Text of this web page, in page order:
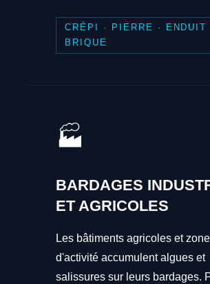
CRÉPI · PIERRE · ENDUIT
BRIQUE
🏭
BARDAGES
ET AGRICOLES
Les bâtiments agricoles et
d'activité accumulent algues et
salissures sur leurs bardages.